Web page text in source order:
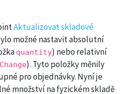
Aktualizovat skladové
možné nastavit absolutní
quantity) nebo relativní
). Tyto položky měnily
pro objednávky. Nyní je
množství na fyzickém skladě